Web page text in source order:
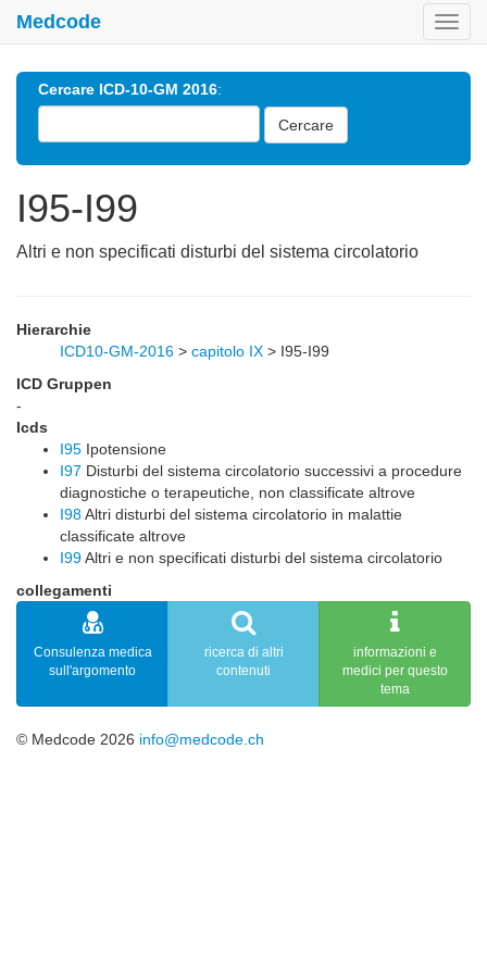
Medcode
Cercare ICD-10-GM 2016:
Cercare
I95-I99
Altri e non specificati disturbi del sistema circolatorio
Hierarchie
ICD10-GM-2016 > capitolo IX > I95-I99
ICD Gruppen
-
Icds
I95 Ipotensione
I97 Disturbi del sistema circolatorio successivi a procedure
diagnostiche o terapeutiche, non classificate altrove
I98Altri disturbi del sistema circolatorio in malattie
classificate altrove
I99Altri e non specificati disturbi del sistema circolatorio
collegamenti
Consulenza medica
sull'argomento
ricerca di altri
contenuti
informazioni e
medici per questo
tema
© Medcode 2026 info@medcode.ch